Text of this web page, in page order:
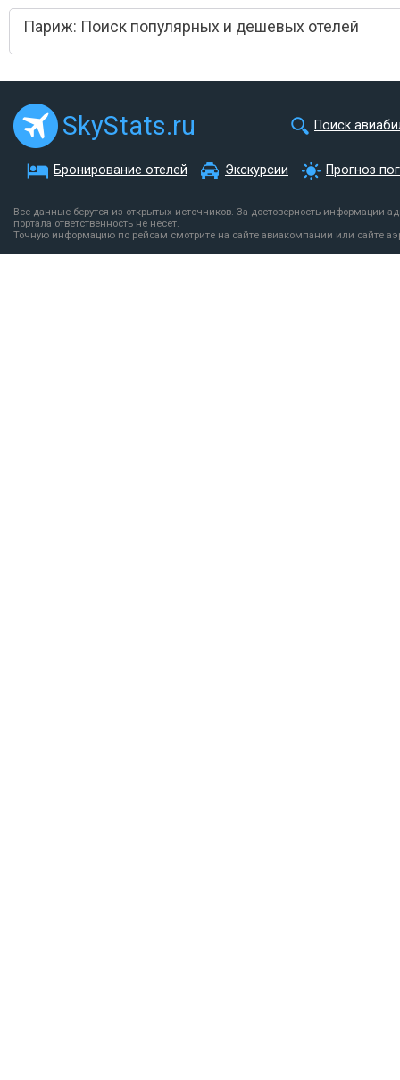
Париж: Поиск популярных и дешевых отелей
SkyStats.ru Поиск
Бронирование отелей Экскурсии Прогноз
Все данные берутся из открытых источников. За достоверность информации
портала ответственность не несет.
Точную информацию по рейсам смотрите на сайте авиакомпании или сайте